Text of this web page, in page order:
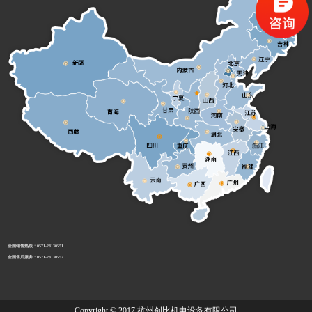
全国销售热线：0571-28130551
全国售后服务：0571-28130552